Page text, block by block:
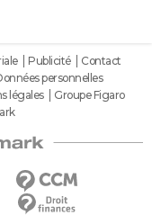
Publicité
Contact
personnelles
légales
Groupe Figaro